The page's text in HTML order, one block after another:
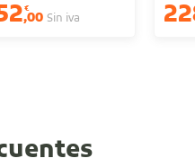
€
,00 Sin iva